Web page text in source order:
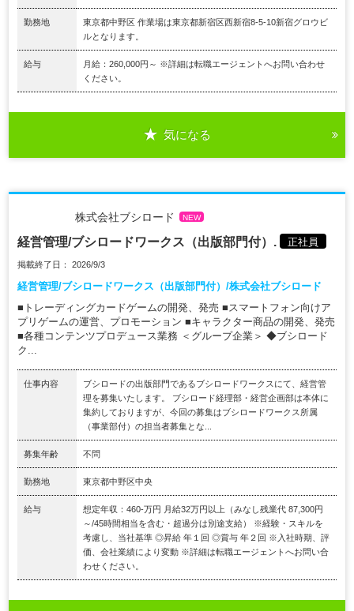
勤務地
東京都中野区 作業場は東京都新宿区西新宿8-5-10新宿グロウビ
ルとなります。
給与
月給：260,000円～ ※詳細は転職エージェントへお問い合わせ
ください。
気になる
株式会社ブシロード NEW
経営管理/ブシロードワークス（出版部門付）. 正社員
掲載終了日： 2026/9/3
経営管理/ブシロードワークス（出版部門付）/株式会社ブシロード
■トレーディングカードゲームの開発、発売 ■スマートフォン向けア
プリゲームの運営、プロモーション ■キャラクター商品の開発、発売
■各種コンテンツプロデュース業務 ＜グループ企業＞ ◆ブシロード
ク...
仕事内容
ブシロードの出版部門であるブシロードワークスにて、経営管
理を募集いたします。 ブシロード経理部・経営企画部は本体に
集約しておりますが、今回の募集はブシロードワークス所属
（事業部付）の担当者募集とな...
募集年齢 不問
勤務地 東京都中野区中央
給与
想定年収：460-万円 月給32万円以上（みなし残業代 87,300円
～/45時間相当を含む・超過分は別途支給） ※経験・スキルを
考慮し、当社基準 ◎昇給 年１回 ◎賞与 年２回 ※入社時期、評
価、会社業績により変動 ※詳細は転職エージェントへお問い合
わせください。